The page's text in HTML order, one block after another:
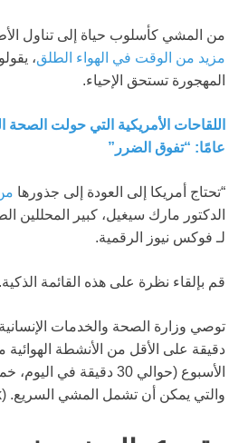
من المشي كأسلوب حياة إلى تناول
مزيد من الوقت في الهواء الطلق،
المهجورة تستحق الإحياء.
عامًا: “تفوق الضرر”
“تحتاج أمريكا إلى العودة إلى جذورها
الدكتور مارك سيغيل، كبير المحللين
لـ فوكس نيوز الرقمية.
قم بإلقاء نظرة على هذه القائمة الذكية.
دقيقة على الأقل من الأنشطة
الأسبوع (حوالي 30 دقيقة
والتي يمكن أن تشمل المشي السريع. (iStock)